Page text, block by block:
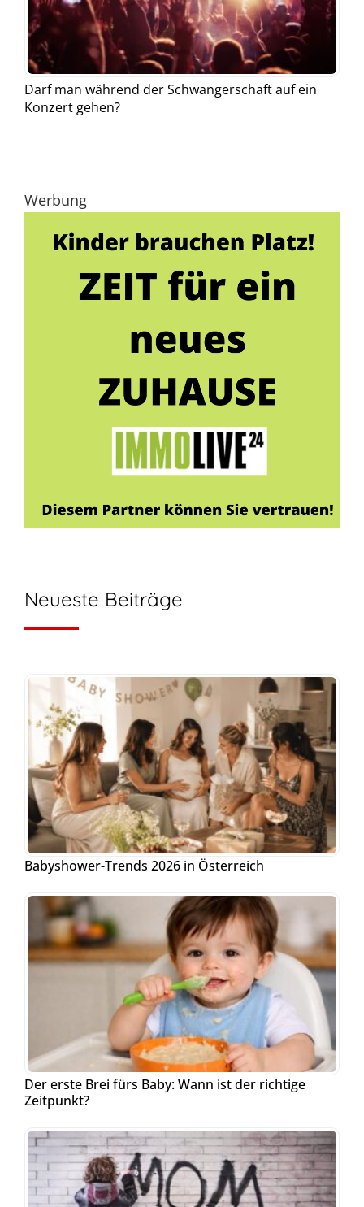
Darf man während der Schwangerschaft auf ein
Konzert gehen?
Werbung
Neueste Beiträge
Babyshower-Trends 2026 in Österreich
Der erste Brei fürs Baby: Wann ist der richtige
Zeitpunkt?